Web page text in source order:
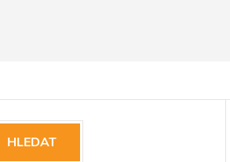
HLEDAT